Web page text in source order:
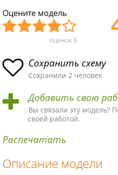
Оцените модель
асн
ая
ма
пло
хая
ма
ыч
ная
ма
Хор
ая
ма
Отл
ая
ма!
оценок 6
Сохранить схему
Сохранили 2 человек
Добавить свою
Вы связали эту модель?
своей работой.
Распечатать
Описание модели